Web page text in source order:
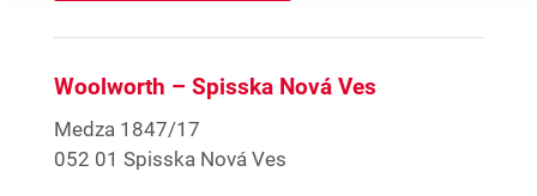
Woolworth – Spisska Nová Ves
Medza 1847/17
052 01 Spisska Nová Ves